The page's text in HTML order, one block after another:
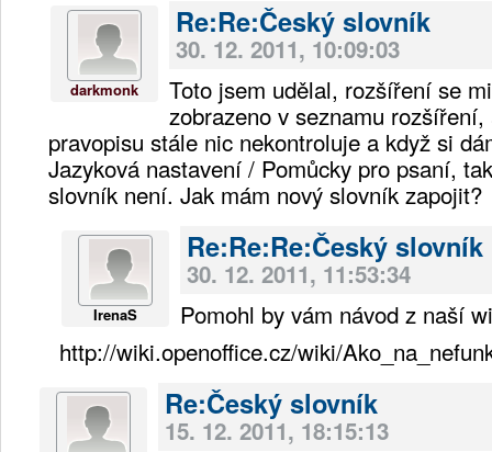
darkmonk
Re:Re:Český slovník
30. 12. 2011, 10:09:03
Toto jsem udělal, rozšíření se
zobrazeno v seznamu
pravopisu stále nic nekontroluje a když si
Jazyková nastavení / Pomůcky pro psaní,
slovník není. Jak mám nový slovník zapojit?
IrenaS
Re:Re:Re:Český slovník
30. 12. 2011, 11:53:34
Pomohl by vám návod z naší
http://wiki.openoffice.cz/wiki/
Re:Český slovník
15. 12. 2011, 18:15:13